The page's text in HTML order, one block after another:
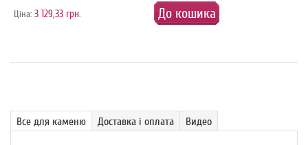
До кошика
Ціна: 3 129,33 грн.
Все для каменю Доставка і оплата Видео